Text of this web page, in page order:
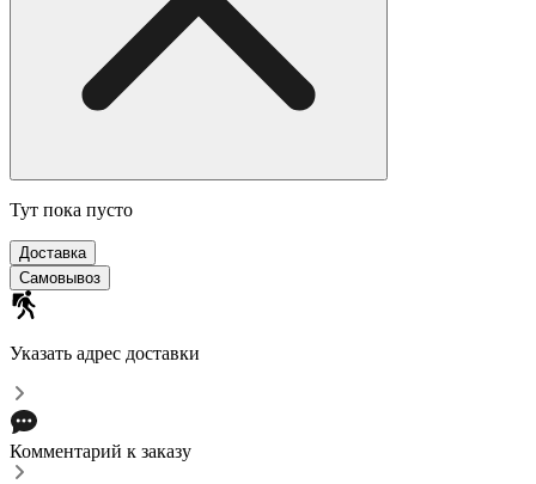
Тут пока пусто
Доставка
Самовывоз
Указать адрес доставки
Комментарий к заказу